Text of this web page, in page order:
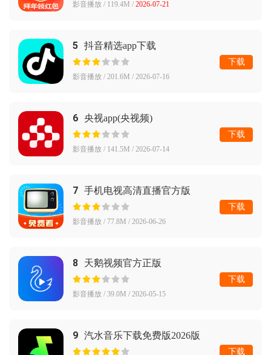
影音播放 / 119.4M / 2026-07-21
5 抖音精选app下载
影音播放 / 201.6M / 2026-07-16
下载
6 央视app(央视频)
影音播放 / 141.5M / 2026-07-14
下载
7 手机电视高清直播官方版
影音播放 / 77.8M / 2026-06-26
下载
8 天鹅视频官方正版
影音播放 / 39.0M / 2026-05-15
下载
9 汽水音乐下载免费版2026版
下载